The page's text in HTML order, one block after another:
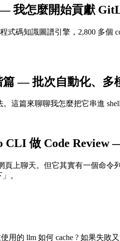
我怎麼開始貢獻
式碼知識圖譜引擎，2,800 多
— 批次自動化、多
這篇來聊聊我怎麼把它串進
CLI 做 Code Review
頁上聊天。但它其實有一個命
。
用的 llm 如何 cache ? 如果失敗